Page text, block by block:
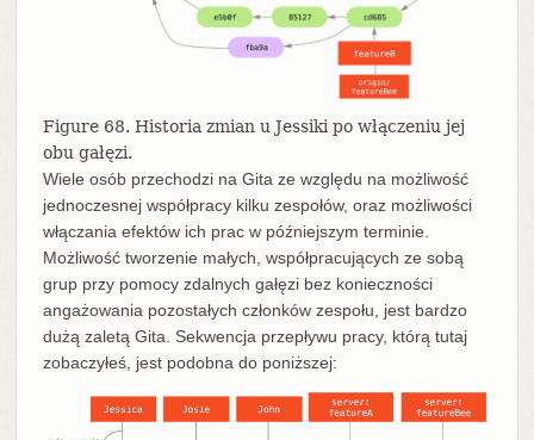
Figure 68. Historia zmian u Jessiki po włączeniu jej
obu gałęzi.
Wiele osób przechodzi na Gita ze względu na możliwość
jednoczesnej współpracy kilku zespołów, oraz możliwości
włączania efektów ich prac w późniejszym terminie.
Możliwość tworzenie małych, współpracujących ze sobą
grup przy pomocy zdalnych gałęzi bez konieczności
angażowania pozostałych członków zespołu, jest bardzo
dużą zaletą Gita. Sekwencja przepływu pracy, którą tutaj
zobaczyłeś, jest podobna do poniższej: